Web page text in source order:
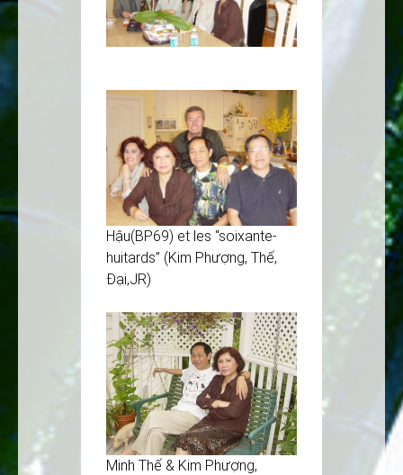
Hậu(BP69) et les “soixante-
huitards” (Kim Phượng, Thế,
Đại,JR)
Minh Thế & Kim Phượng,